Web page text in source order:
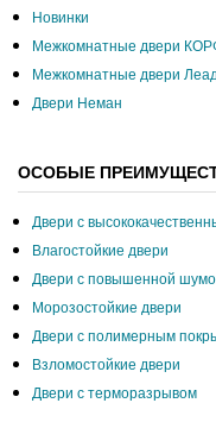
Новинки
Межкомнатные двери
Межкомнатные двери
Двери Неман
ОСОБЫЕ
Двери с
Влагостойкие двери
Двери с повышенной
Морозостойкие двери
Двери с полимерным
Взломостойкие двери
Двери с терморазрывом